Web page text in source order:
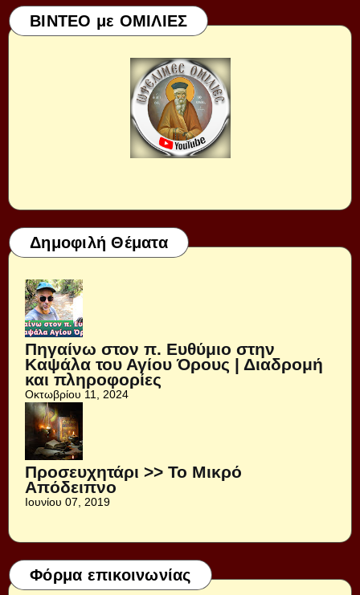
ΒΙΝΤΕΟ με ΟΜΙΛΙΕΣ
Δημοφιλή Θέματα
Πηγαίνω στον π. Ευθύμιο στην
Καψάλα του Αγίου Όρους | Διαδρομή
και πληροφορίες
Οκτωβρίου 11, 2024
Προσευχητάρι >> Το Μικρό
Απόδειπνο
Ιουνίου 07, 2019
Φόρμα επικοινωνίας